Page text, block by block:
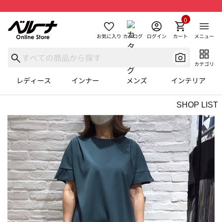
お気に入り カタログ ログイン カート
0
メニュー
カテゴリ
レディース インナー メンズ インテリア
SHOP LIST